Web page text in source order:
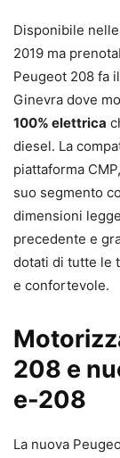
Disponibile
2019 ma
Peugeot 208 fa
Ginevra dove
100% elettrica
diesel. La
piattaforma
suo segmento
dimensioni
precedente e
dotati di tutte le
e confortevole.
208 e
e-208
La nuova